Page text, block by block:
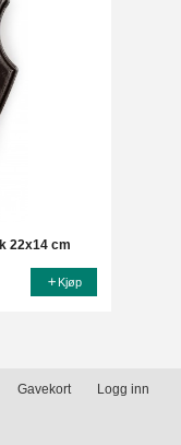
22x14 cm
Kjøp
Gavekort Logg inn